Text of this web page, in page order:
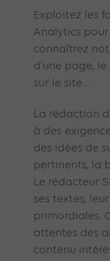
Exploitez les
Analytics pour
connaîtrez
d’une page,
sur le site…
La rédaction
à des
des idées de
pertinents, la
Le rédacteur
ses textes,
primordiales.
attentes des
contenu